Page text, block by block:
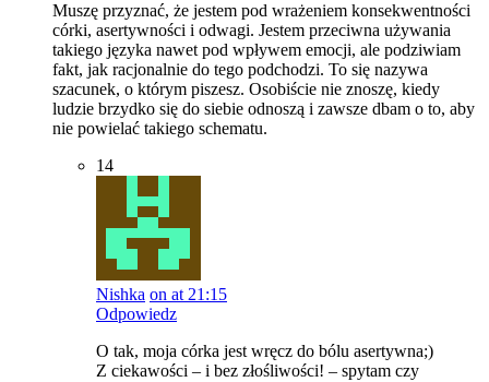
Muszę przyznać, że jestem pod wrażeniem konsekwentności
córki, asertywności i odwagi. Jestem przeciwna używania
takiego języka nawet pod wpływem emocji, ale podziwiam
fakt, jak racjonalnie do tego podchodzi. To się nazywa
szacunek, o którym piszesz. Osobiście nie znoszę, kiedy
ludzie brzydko się do siebie odnoszą i zawsze dbam o to, aby
nie powielać takiego schematu.
14
Nishka on at 21:15
Odpowiedz
O tak, moja córka jest wręcz do bólu asertywna;)
Z ciekawości – i bez złośliwości! – spytam czy